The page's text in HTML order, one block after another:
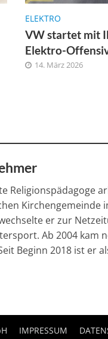
ELEKTRO
VW startet mit
Elektro-
14. März 2026
Religionspädagoge
Kirchengemeinde
er zur
Ab 2004 kam
Beginn 2018 ist er
IMPRESSUM